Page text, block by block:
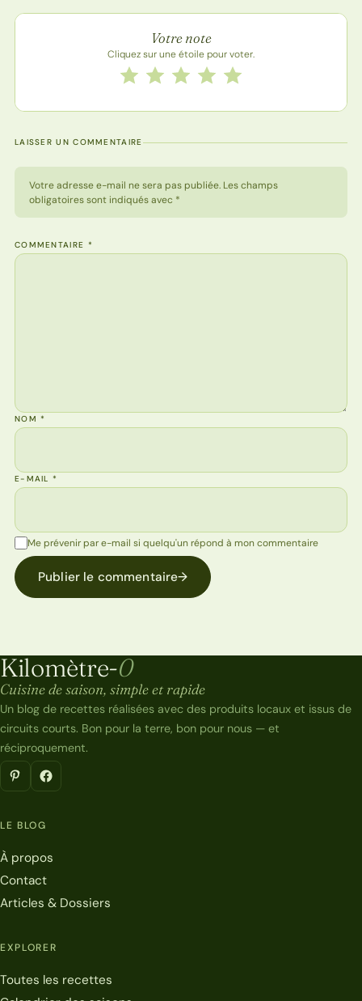
Note de la recette
Votre note
Cliquez sur une étoile pour voter.
Notez cette recette de 1 à 5 étoiles
5 étoiles
4 étoiles
3 étoiles
2 étoiles
1 étoile
LAISSER UN COMMENTAIRE
Votre adresse e-mail ne sera pas publiée. Les champs
obligatoires sont indiqués avec *
COMMENTAIRE *
NOM*
E-MAIL*
Me prévenir par e-mail si quelqu'un répond à mon commentaire
Publier le commentaire→
Kilomètre-0
Kilomètre-0
Cuisine de saison, simple et rapide
Un blog de recettes réalisées avec des produits locaux et issus de
circuits courts. Bon pour la terre, bon pour nous — et
réciproquement.
LE BLOG
À propos
Contact
Articles & Dossiers
EXPLORER
Toutes les recettes